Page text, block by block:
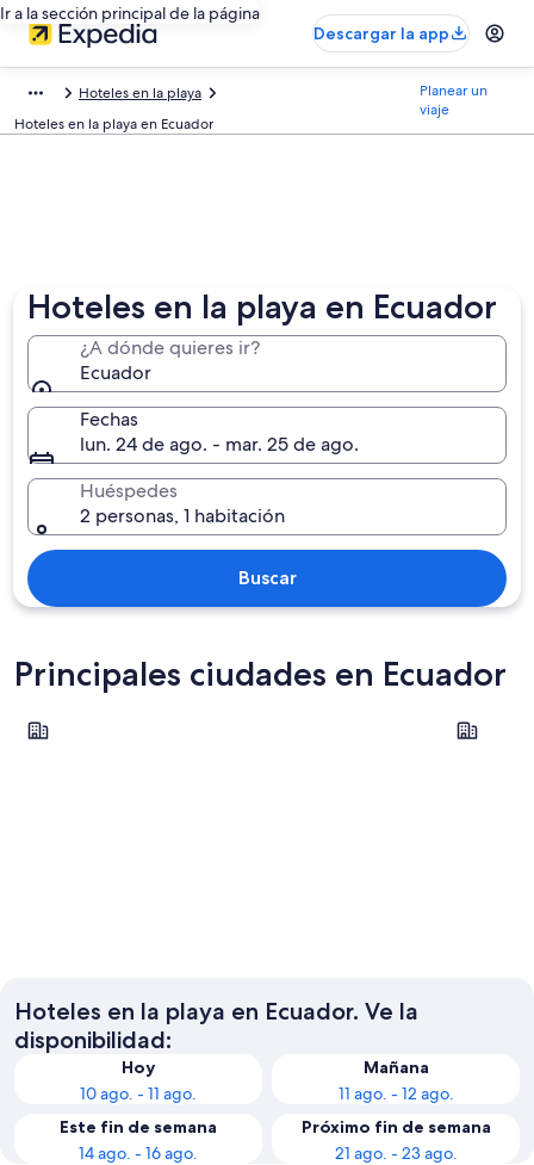
Ir a la sección principal de la página
Descargar la app
Hoteles en la playa
Hoteles en la playa en Ecuador
Planear un
viaje
Hoteles en la playa en Ecuador
¿A dónde quieres ir?
Ecuador
Fechas
lun. 24 de ago. - mar. 25 de ago.
Huéspedes
2 personas, 1 habitación
Buscar
Principales ciudades en Ecuador
Manta Guayaquil
Hoteles en la playa en Ecuador. Ve la
disponibilidad:
Hoy
10 ago. - 11 ago.
Mañana
11 ago. - 12 ago.
Este fin de semana
14 ago. - 16 ago.
Próximo fin de semana
21 ago. - 23 ago.